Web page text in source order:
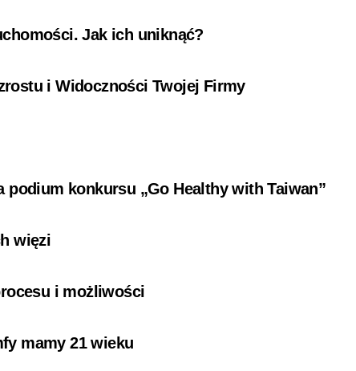
Jak ich uniknąć?
i Widoczności Twojej Firmy
podium konkursu „Go Healthy with Taiwan”
więzi
i możliwości
mamy 21 wieku